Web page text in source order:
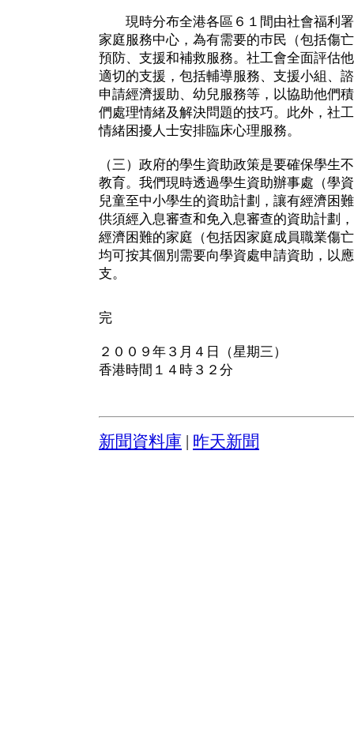
現時分布全港各區６１間由社會福利署
家庭服務中心，為有需要的巿民（包括傷
預防、支援和補救服務。社工會全面評估
適切的支援，包括輔導服務、支援小組、
申請經濟援助、幼兒服務等，以協助他們
們處理情緒及解決問題的技巧。此外，社
情緒困擾人士安排臨床心理服務。
（三）政府的學生資助政策是要確保學生
教育。我們現時透過學生資助辦事處（學
兒童至中小學生的資助計劃，讓有經濟困
供須經入息審查和免入息審查的資助計劃
經濟困難的家庭（包括因家庭成員職業傷
均可按其個別需要向學資處申請資助，以
支。
完
２００９年３月４日（星期三）
香港時間１４時３２分
新聞資料庫 昨天新聞